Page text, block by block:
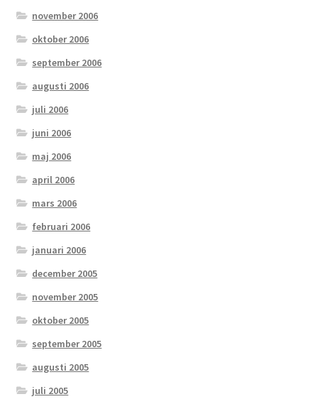
november 2006
oktober 2006
september 2006
augusti 2006
juli 2006
juni 2006
maj 2006
april 2006
mars 2006
februari 2006
januari 2006
december 2005
november 2005
oktober 2005
september 2005
augusti 2005
juli 2005